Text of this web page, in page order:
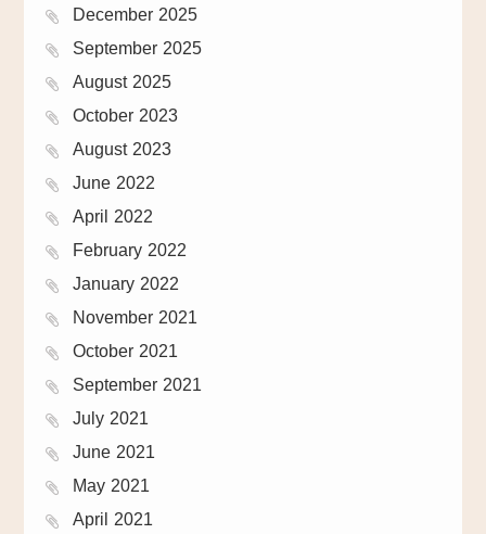
December 2025
September 2025
August 2025
October 2023
August 2023
June 2022
April 2022
February 2022
January 2022
November 2021
October 2021
September 2021
July 2021
June 2021
May 2021
April 2021